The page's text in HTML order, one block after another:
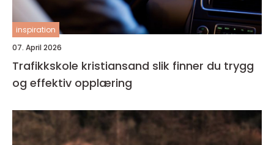
inspiration
07. April 2026
Trafikkskole kristiansand slik finner du trygg
og effektiv opplæring